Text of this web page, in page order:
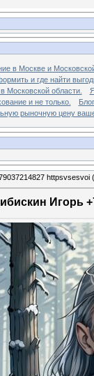
в Москве и
и где найти
Московской области.
и не только.
Блог
рыночную цену
httpsvsesvoi
Игорь